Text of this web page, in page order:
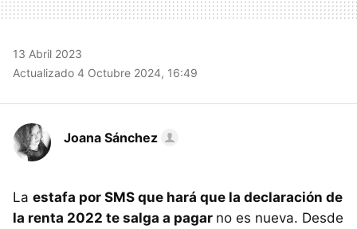
13 Abril 2023
Actualizado 4 Octubre 2024, 16:49
Joana Sánchez
La estafa por SMS que hará que la declaración de
la renta 2022 te salga a pagar no es nueva. Desde